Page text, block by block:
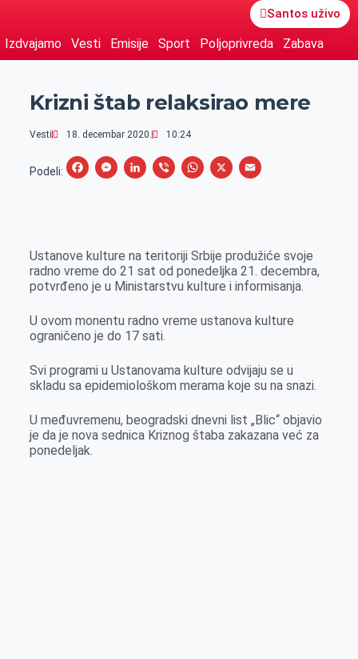
Santos uživo
Izdvajamo Vesti Emisije Sport Poljoprivreda Zabava
Krizni štab relaksirao mere
Vesti 18. decembar 2020. 10:24
Podeli:
F
b
o
k
M
e
n
e
L
e
d
n
V
r
W
s
A
p
X
E
l
Ustanove kulture na teritoriji Srbije produžiće svoje
radno vreme do 21 sat od ponedeljka 21. decembra,
potvrđeno je u Ministarstvu kulture i informisanja.
U ovom monentu radno vreme ustanova kulture
ograničeno je do 17 sati.
Svi programi u Ustanovama kulture odvijaju se u
skladu sa epidemiološkom merama koje su na snazi.
U međuvremenu, beogradski dnevni list „Blic“ objavio
je da je nova sednica Kriznog štaba zakazana već za
ponedeljak.